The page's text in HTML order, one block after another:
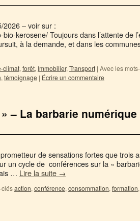
2026 – voir sur :
kerosene/ Toujours dans l’attente de
à la demande, et dans les
climat, forêt, Immobilier, Transport | Avec les
, témoignage | Écrire un commentaire
– La barbarie numérique
de sensations fortes que trois
un cycle de conférences sur la «
… Lire la suite →
clésaction, conférence, consommation, formation,